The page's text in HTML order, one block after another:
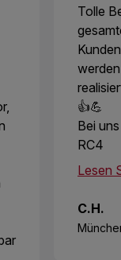
Tolle
👍💪
Bei
RC4
Lesen
C.H.